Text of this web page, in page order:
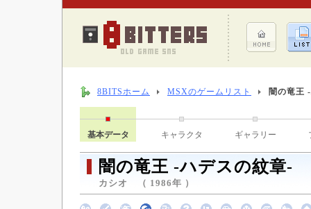
8BITSホーム MSXのゲームリスト 闇の竜王
基本データ キャラクタ ギャラリー
闇の竜王 -ハデスの紋章-
カシオ （ 1986年 ）